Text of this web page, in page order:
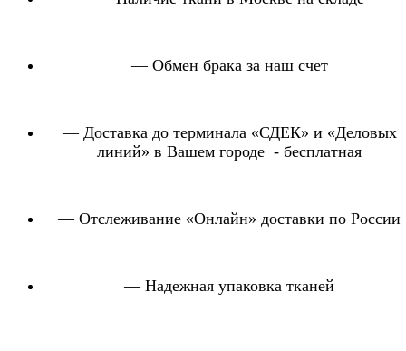
— Обмен брака за наш счет
— Доставка до терминала «СДЕК» и «Деловых
линий» в Вашем городе - бесплатная
— Отслеживание «Онлайн» доставки по России
— Надежная упаковка тканей